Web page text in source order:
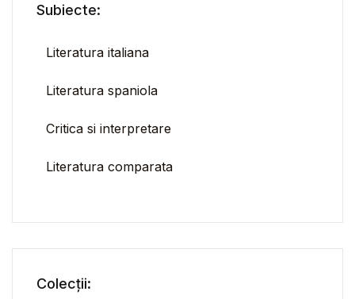
Subiecte:
Literatura italiana
Literatura spaniola
Critica si interpretare
Literatura comparata
Colecții: